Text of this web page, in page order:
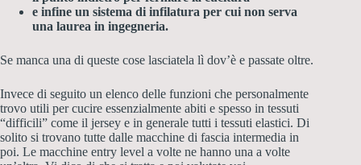
e infine un sistema di infilatura per cui non serva
una laurea in ingegneria.
Se manca una di queste cose lasciatela lì dov’è e passate oltre.
Invece di seguito un elenco delle funzioni che personalmente
trovo utili per cucire essenzialmente abiti e spesso in tessuti
“difficili” come il jersey e in generale tutti i tessuti elastici. Di
solito si trovano tutte dalle macchine di fascia intermedia in
poi. Le macchine entry level a volte ne hanno una a volte